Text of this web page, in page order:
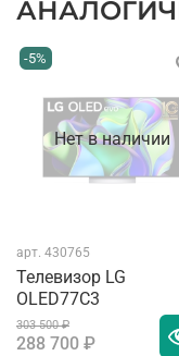
Нет в наличии
-5%
арт. 430765
Телевизор LG
OLED77C3
303 500 ₽
288 700 ₽